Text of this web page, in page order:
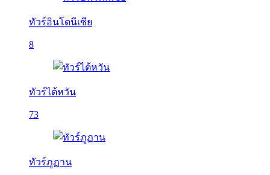
ทัวร์อินโดนีเซีย
8
ทัวร์ไต้หวัน
73
ทัวร์ภูฏาน